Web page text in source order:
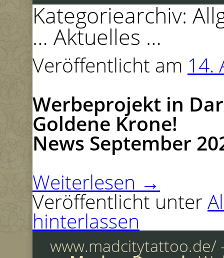
Kategoriearchiv:
… Aktuelles …
Veröffentlicht am 14.
Werbeprojekt in
Goldene Krone!
News September
Weiterlesen →
Veröffentlicht unter
hinterlassen
www.madcitytattoo.de/